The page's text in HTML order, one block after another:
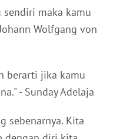
sendiri maka kamu
Wolfgang von
berarti jika kamu
- Sunday Adelaja
sebenarnya. Kita